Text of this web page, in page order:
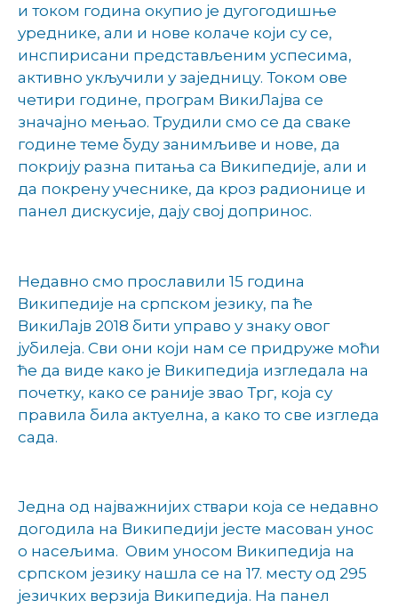
и током година окупио је дугогодишње
уреднике, али и нове колаче који су се,
инспирисани представљеним успесима,
активно укључили у заједницу. Током ове
четири године, програм ВикиЛајва се
значајно мењао. Трудили смо се да сваке
године теме буду занимљиве и нове, да
покрију разна питања са Википедије, али и
да покрену учеснике, да кроз радионице и
панел дискусије, дају свој допринос.
Недавно смо прославили 15 година
Википедије на српском језику, па ће
ВикиЛајв 2018 бити управо у знаку овог
јубилеја. Сви они који нам се придруже моћи
ће да виде како је Википедија изгледала на
почетку, како се раније звао Трг, која су
правила била актуелна, а како то све изгледа
сада.
Једна од најважнијих ствари која се недавно
догодила на Википедији јесте масован унос
о насељима. Овим уносом Википедија на
српском језику нашла се на 17. месту од 295
језичких верзија Википедија. На панел